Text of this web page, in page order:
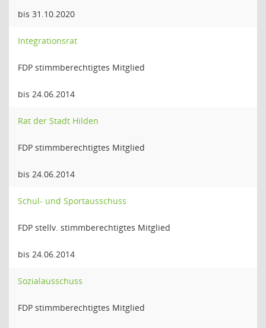
bis 31.10.2020
Integrationsrat
FDP stimmberechtigtes Mitglied
bis 24.06.2014
Rat der Stadt Hilden
FDP stimmberechtigtes Mitglied
bis 24.06.2014
Schul- und Sportausschuss
FDP stellv. stimmberechtigtes Mitglied
bis 24.06.2014
Sozialausschuss
FDP stimmberechtigtes Mitglied